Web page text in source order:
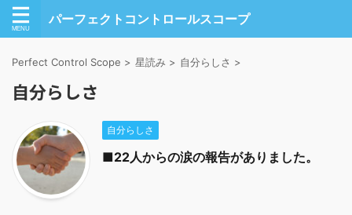
パーフェクトコントロールスコープ
Perfect Control Scope > 星読み > 自分らしさ >
自分らしさ
自分らしさ
■22人からの涙の報告がありました。